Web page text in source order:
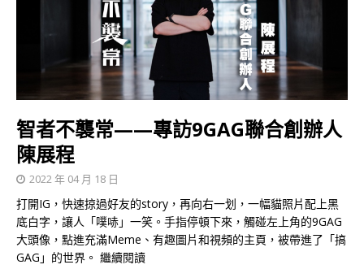
智者不襲常——專訪9GAG聯合創辦人
陳展程
2022 年 04 月 18 日
打開IG，快速掠過好友的story，再向右一划，一幅貓照片配上黑
底白字，讓人「噗哧」一笑。手指停頓下來，觸碰左上角的9GAG
大頭像，點進充滿Meme、有趣圖片和視頻的主頁，被帶進了「搞
GAG」的世界。 繼續閱讀